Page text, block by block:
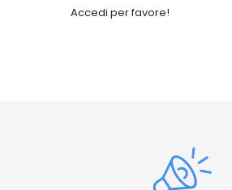
Accedi per favore!